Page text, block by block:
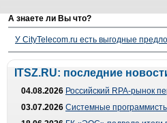
А знаете ли Вы что?
У CityTelecom.ru есть выгодные
ITSZ.RU: последние
04.08.2026 Российский RPA-рынок
03.07.2026 Системные